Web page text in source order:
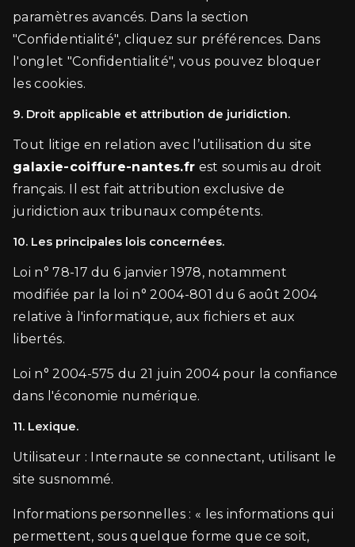
paramètres avancés. Dans la section
"Confidentialité", cliquez sur préférences. Dans
l'onglet "Confidentialité", vous pouvez bloquer
les cookies.
9. Droit applicable et attribution de juridiction.
Tout litige en relation avec l’utilisation du site
galaxie-coiffure-nantes.fr est soumis au droit
français. Il est fait attribution exclusive de
juridiction aux tribunaux compétents.
10. Les principales lois concernées.
Loi n° 78-17 du 6 janvier 1978, notamment
modifiée par la loi n° 2004-801 du 6 août 2004
relative à l'informatique, aux fichiers et aux
libertés.
Loi n° 2004-575 du 21 juin 2004 pour la confiance
dans l'économie numérique.
11. Lexique.
Utilisateur : Internaute se connectant, utilisant le
site susnommé.
Informations personnelles : « les informations qui
permettent, sous quelque forme que ce soit,